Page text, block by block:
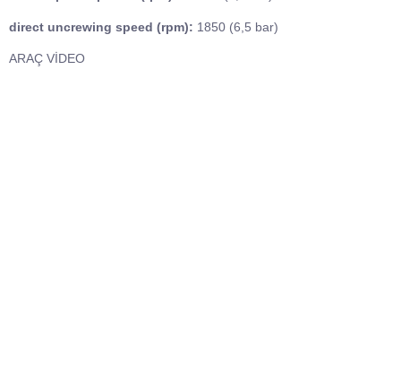
direct uncrewing speed (rpm): 1850 (6,5 bar)
ARAÇ VİDEO